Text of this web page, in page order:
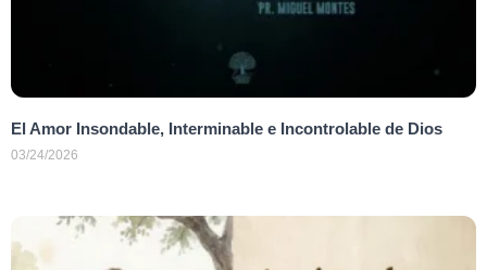
El Amor Insondable, Interminable e Incontrolable de Dios
03/24/2026